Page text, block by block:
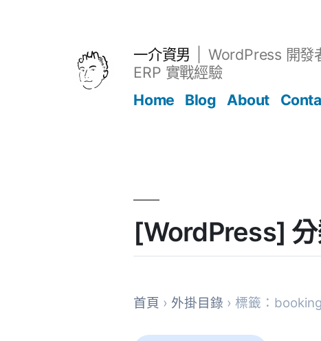
一介資男
WordPress 開發
ERP 實戰經驗
Home
Blog About
[WordPress]
首頁 › 外掛目錄 › 標籤：